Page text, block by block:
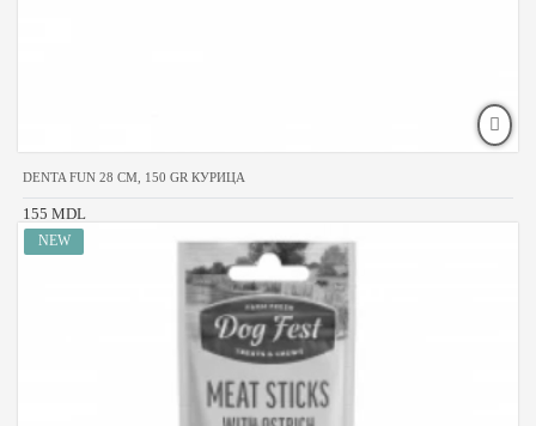
DENTA FUN 28 CM, 150 GR КУРИЦА
155 MDL